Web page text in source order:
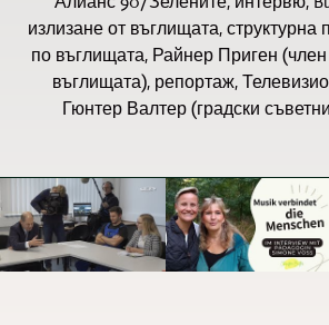
излизане от въглищата,
по въглищата, Райнер Приген
въглищата), репортаж,
Гюнтер Валтер (градски